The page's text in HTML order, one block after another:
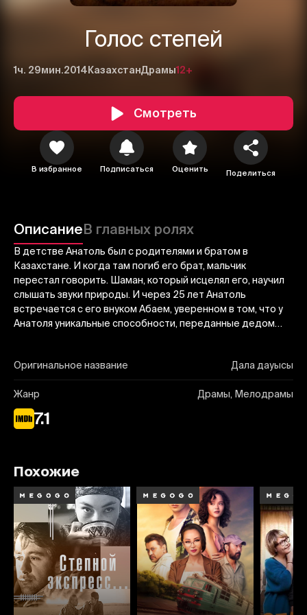
Голос степей
1ч. 29мин.2014 КазахстанДрамы12+
Смотреть
В избранное Подписаться Оценить Поделиться
ОписаниеВ главных ролях
В детстве Анатоль был с родителями и братом в
Казахстане. И когда там погиб его брат, мальчик
перестал говорить. Шаман, который исцелял его, научил
слышать звуки природы. И через 25 лет Анатоль
встречается с его внуком Абаем, уверенном в том, что у
Анатоля уникальные способности, переданные дедом…
Оригинальное название Дала дауысы
Жанр Драмы, Мелодрамы
7.1
1 2 3
Отправить
Похожие